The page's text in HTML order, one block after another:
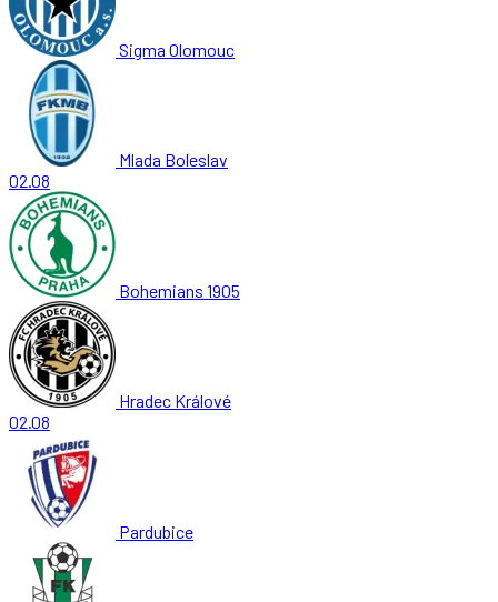
Sigma Olomouc
Mlada Boleslav
02.08
Bohemians 1905
Hradec Králové
02.08
Pardubice